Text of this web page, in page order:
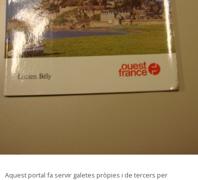
Aquest portal fa servir galetes pròpies i de tercers per